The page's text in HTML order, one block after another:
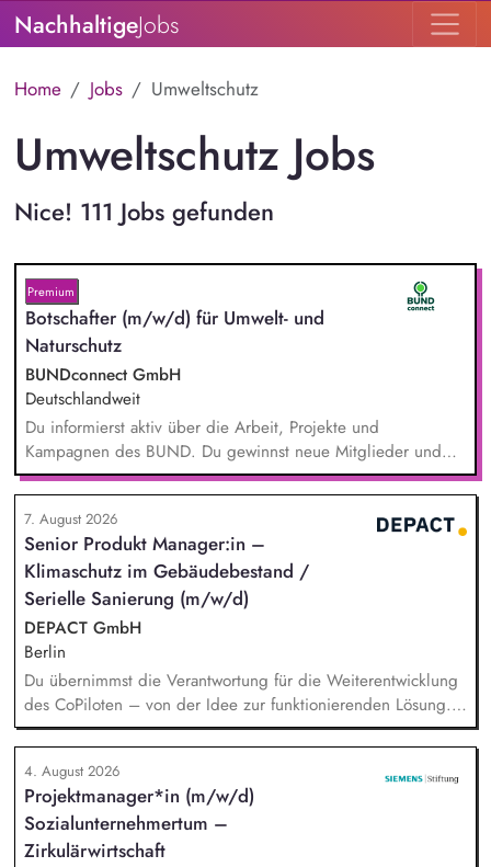
NachhaltigeJobs
Home Jobs Umweltschutz
Umweltschutz Jobs
Nice! 111 Jobs gefunden
Premium
Botschafter (m/w/d) für Umwelt- und
Naturschutz
BUNDconnect GmbH
Deutschlandweit
Du informierst aktiv über die Arbeit, Projekte und
Kampagnen des BUND. Du gewinnst neue Mitglieder und
stärkst damit langfristig den Umwelt- und Naturschutz. Du
beantwortest Fragen zu Umwelt-, Arten- und Klimaschutz nach
bestem Wissen und Gewissen. Du unterstützt Kampagnen
und Aktionen, beispielsweise durch das Sammeln von
Unterschriften für Petitionen.
7. August 2026
Senior Produkt Manager:in –
Klimaschutz im Gebäudebestand /
Serielle Sanierung (m/w/d)
DEPACT GmbH
Berlin
Du übernimmst die Verantwortung für die Weiterentwicklung
des CoPiloten – von der Idee zur funktionierenden Lösung.
Im Zentrum stehen die Umsetzung und Implementierung: Du
verstehst die zugrunde liegenden Prozesse, optimierst sie,
und entwickelst daraus unser Produkt weiter, zusammen mit
unseren Partnern der Branche.
4. August 2026
Projektmanager*in (m/w/d)
Sozialunternehmertum –
Zirkulärwirtschaft